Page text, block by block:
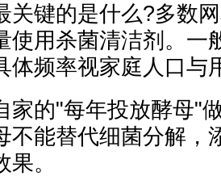
关键的是什么?多数
使用杀菌清洁剂。一
体频率视家庭人口与
家的"每年投放酵母"
不能替代细菌分解，
。